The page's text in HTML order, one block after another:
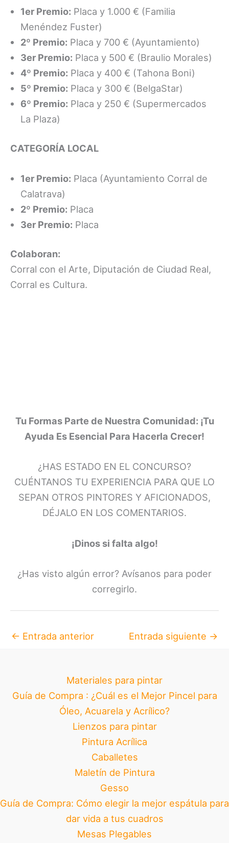
1er Premio: Placa y 1.000 € (Familia
Menéndez Fuster)
2º Premio: Placa y 700 € (Ayuntamiento)
3er Premio: Placa y 500 € (Braulio Morales)
4º Premio: Placa y 400 € (Tahona Boni)
5º Premio: Placa y 300 € (BelgaStar)
6º Premio: Placa y 250 € (Supermercados
La Plaza)
CATEGORÍA LOCAL
1er Premio: Placa (Ayuntamiento Corral de
Calatrava)
2º Premio: Placa
3er Premio: Placa
Colaboran:
Corral con el Arte, Diputación de Ciudad Real,
Corral es Cultura.
Tu Formas Parte de Nuestra Comunidad: ¡Tu
Ayuda Es Esencial Para Hacerla Crecer!
¿HAS ESTADO EN EL CONCURSO?
CUÉNTANOS TU EXPERIENCIA PARA QUE LO
SEPAN OTROS PINTORES Y AFICIONADOS,
DÉJALO EN LOS COMENTARIOS.
¡Dinos si falta algo!
¿Has visto algún error? Avísanos para poder
corregirlo.
← Entrada anterior Entrada siguiente →
Materiales para pintar
Guía de Compra : ¿Cuál es el Mejor Pincel para
Óleo, Acuarela y Acrílico?
Lienzos para pintar
Pintura Acrílica
Caballetes
Maletín de Pintura
Gesso
Guía de Compra: Cómo elegir la mejor espátula para
dar vida a tus cuadros
Mesas Plegables